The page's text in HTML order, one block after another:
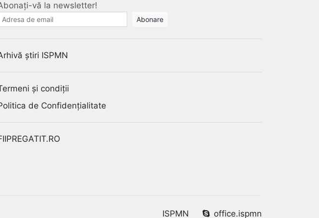
vă la newsletter!
E-mail
știri ISPMN
și condiții
de Confidențialitate
ISPMN office.ispmn